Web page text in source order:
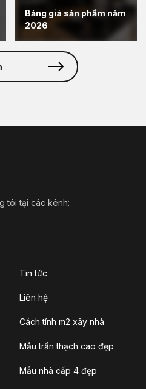
Bảng giá sản phẩm năm
2026
tôi tại các kênh:
Tin tức
Liên hệ
Cách tính m2 xây nhà
Mẫu trần thạch cao đẹp
Mẫu nhà cấp 4 đẹp